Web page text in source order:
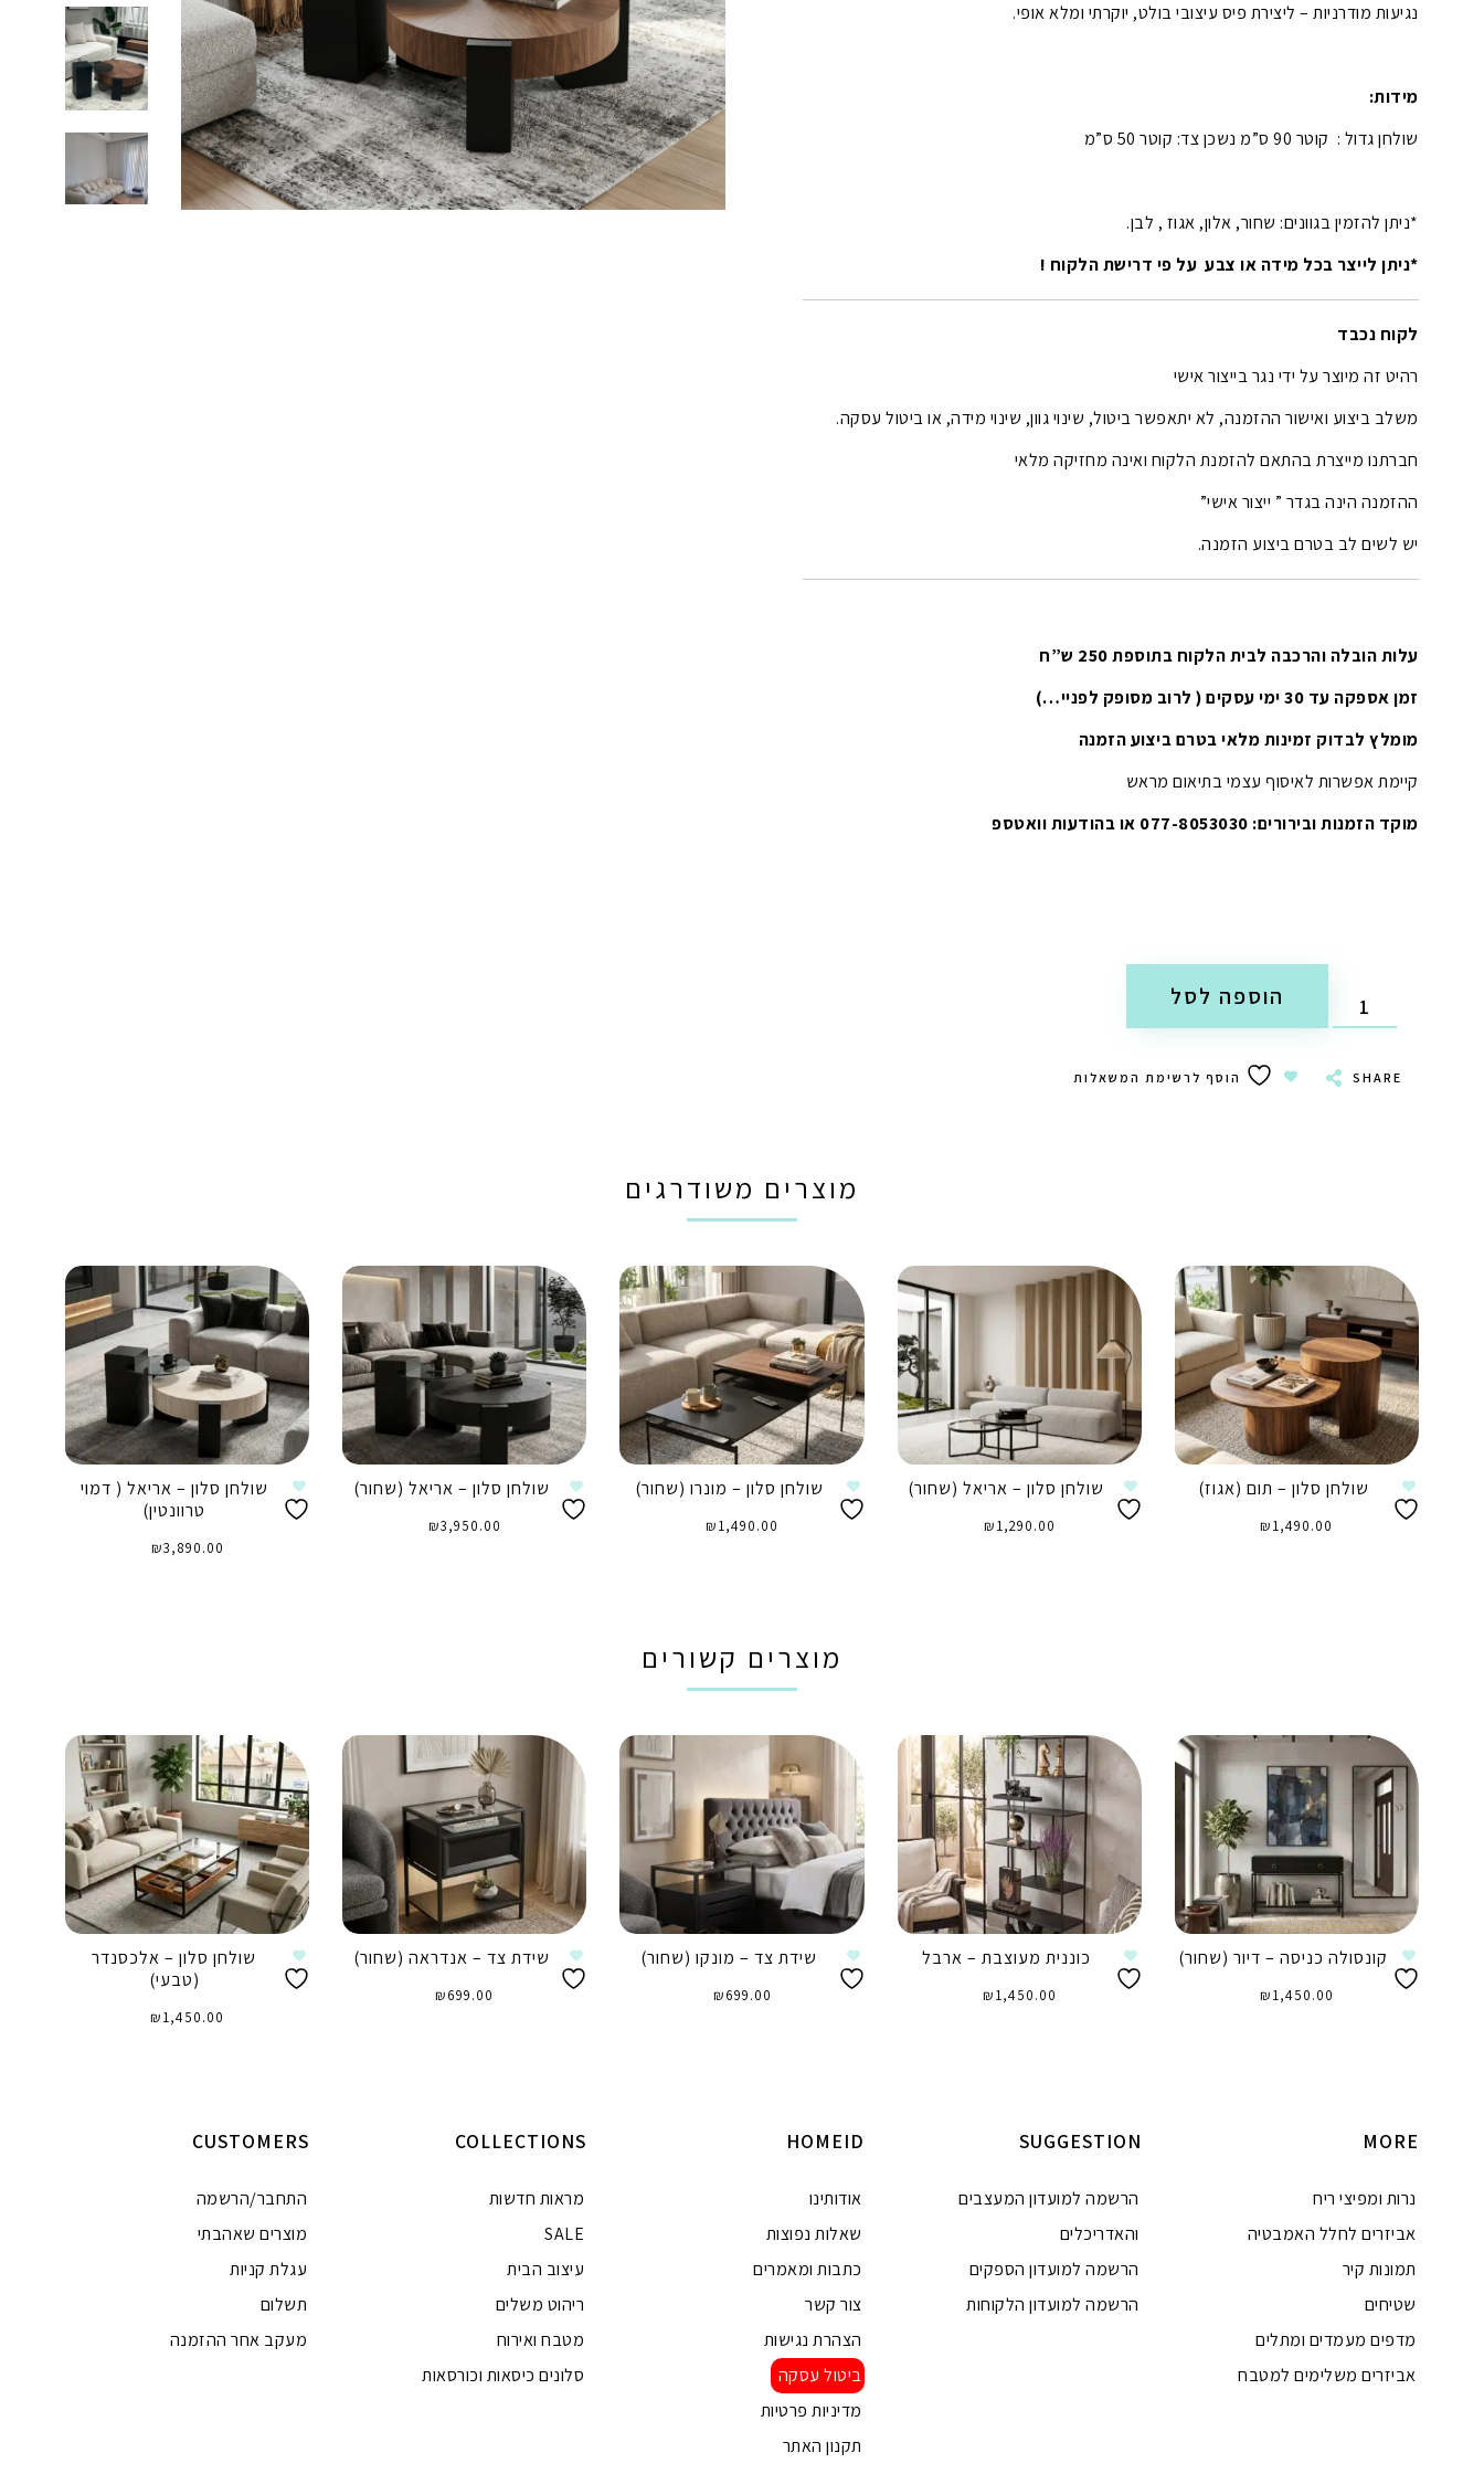
נגיעות מודרניות – ליצירת פיס עיצובי בולט, יוקרתי ומלא אופי.
מידות:
שולחן גדול : קוטר 90 ס”מ נשכן צד: קוטר 50 ס”מ
*ניתן להזמין בגוונים: שחור, אלון, אגוז , לבן.
*ניתן לייצר בכל מידה או צבע על פי דרישת הלקוח !
לקוח נכבד
רהיט זה מיוצר על ידי נגר בייצור אישי
משלב ביצוע ואישור ההזמנה, לא יתאפשר ביטול, שינוי גוון, שינוי מידה, או ביטול עסקה.
חברתנו מייצרת בהתאם להזמנת הלקוח ואינה מחזיקה מלאי
ההזמנה הינה בגדר ” ייצור אישי”
יש לשים לב בטרם ביצוע הזמנה.
עלות הובלה והרכבה לבית הלקוח בתוספת 250 ש”ח
זמן אספקה עד 30 ימי עסקים ( לרוב מסופק לפניי…)
מומלץ לבדוק זמינות מלאי בטרם ביצוע הזמנה
קיימת אפשרות לאיסוף עצמי בתיאום מראש
מוקד הזמנות ובירורים: 077-8053030 או בהודעות וואטספ
הוספה לסל
SHARE הוסף לרשימת המשאלות
מוצרים משודרגים
שולחן סלון – תום (אגוז)
₪1,490.00
שולחן סלון – אריאל (שחור)
₪1,290.00
שולחן סלון – מונרו (שחור)
₪1,490.00
שולחן סלון – אריאל (שחור)
₪3,950.00
שולחן סלון – אריאל ( דמוי
טרוונטין)
₪3,890.00
מוצרים קשורים
קונסולה כניסה – דיור (שחור)
₪1,450.00
כוננית מעוצבת – ארבל
₪1,450.00
שידת צד – מונקו (שחור)
₪699.00
שידת צד – אנדראה (שחור)
₪699.00
שולחן סלון – אלכסנדר
(טבעי)
₪1,450.00
CUSTOMERS
התחבר/הרשמה
מוצרים שאהבתי
עגלת קניות
תשלום
מעקב אחר ההזמנה
COLLECTIONS
מראות חדשות
SALE
עיצוב הבית
ריהוט משלים
מטבח ואירוח
סלונים כיסאות וכורסאות
HOMEID
אודותינו
שאלות נפוצות
כתבות ומאמרים
צור קשר
הצהרת נגישות
ביטול עסקה
מדיניות פרטיות
תקנון האתר
SUGGESTION
הרשמה למועדון המעצבים
והאדריכלים
הרשמה למועדון הספקים
הרשמה למועדון הלקוחות
MORE
נרות ומפיצי ריח
אביזרים לחלל האמבטיה
תמונות קיר
שטיחים
מדפים מעמדים ומתלים
אביזרים משלימים למטבח